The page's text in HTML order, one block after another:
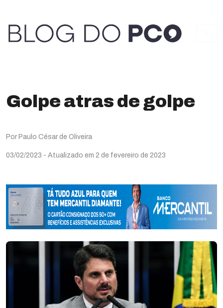
Golpe atras de golpe
Por Paulo César de Oliveira
03/02/2023 - Atualizado em 2 de fevereiro de 2023